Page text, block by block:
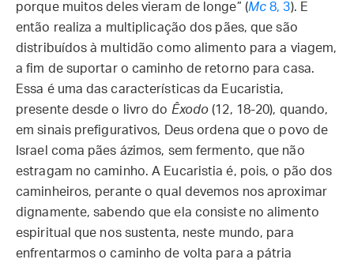
porque muitos deles vieram de longe” (Mc 8, 3). E
então realiza a multiplicação dos pães, que são
distribuídos à multidão como alimento para a viagem,
a fim de suportar o caminho de retorno para casa.
Essa é uma das características da Eucaristia,
presente desde o livro do Êxodo (12, 18-20), quando,
em sinais prefigurativos, Deus ordena que o povo de
Israel coma pães ázimos, sem fermento, que não
estragam no caminho. A Eucaristia é, pois, o pão dos
caminheiros, perante o qual devemos nos aproximar
dignamente, sabendo que ela consiste no alimento
espiritual que nos sustenta, neste mundo, para
enfrentarmos o caminho de volta para a pátria